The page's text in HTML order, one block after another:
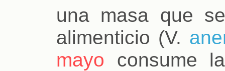
una masa que
alimenticio (V.
mayo consume